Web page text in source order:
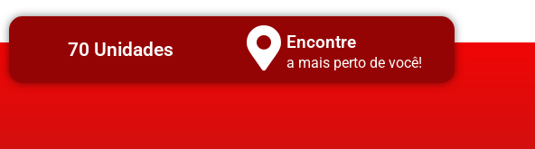
70 Unidades Encontre
a mais perto de você!